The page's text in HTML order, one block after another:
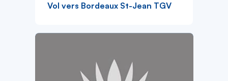
Vol vers Bordeaux St-Jean TGV